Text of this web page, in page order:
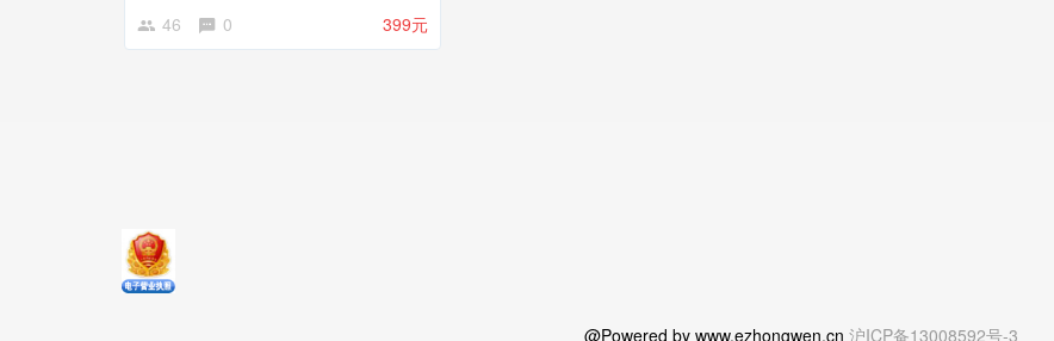
46
0 399元
@Powered by www.ezhongwen.cn 沪ICP备13008592号-3